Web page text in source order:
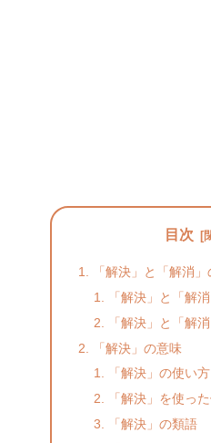
目次
「解決」と「解消
「解決」と「解
「解決」と「解
「解決」の意味
「解決」の使い方
「解決」を使っ
「解決」の類語